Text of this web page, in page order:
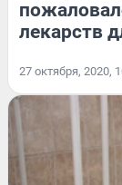
лекарств
27 октября, 2020,